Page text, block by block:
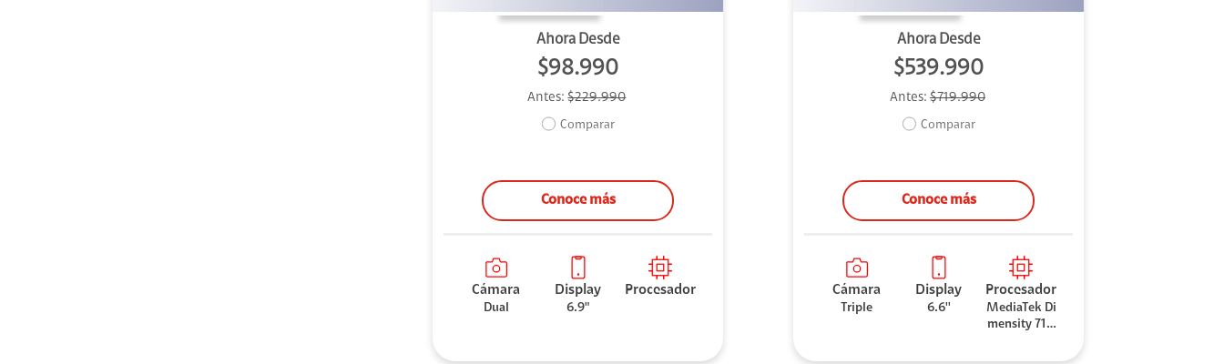
Ahora Desde
$98.990
Antes:$229.990
Comparar
Conoce más
Cámara
Dual
Display
6.9"
Procesador
Ahora Desde
$539.990
Antes: $719.990
Comparar
Conoce más
Cámara
Triple
Display
6.6''
Procesador
MediaTek Di
mensity 710